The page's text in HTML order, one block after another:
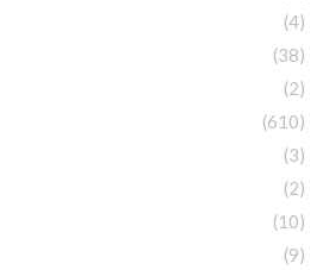
(4)
(38)
(2)
(610)
(3)
(2)
(10)
(9)